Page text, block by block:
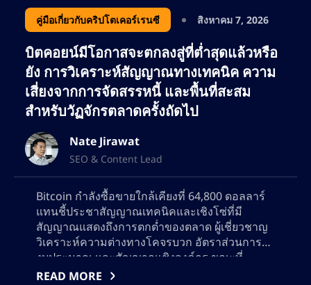
คู่มือเกี่ยวกับคริปโตเคอร์เรนซี สิงหาคม 7, 2026
บิตคอยน์มีโอกาสจะตกลงสู่ที่ต่ำสุดแล้วหรือ
ยัง การวิเคราะห์สัญญาณทางเทคนิค ความ
เสี่ยงจากการจัดสรรหนี้ และพื้นที่สะสม
สำหรับวัฏจักรตลาดครั้งถัดไป
Nate Jirawat
SEO & Content Lead
Bitcoin กำลังซื้อขายใกล้เคียงที่ 64,800 ดอลลาร์
แทนชี้ประชาสัญญาณเทคนิคและเชิงโซ่ที่มี
สัญญาณแสดงถึงการตกต่ำของตลาด ผู้เชี่ยวชาญ
วิเคราะห์ความต่างทางโคจรบวก อัตราส่วนการใช้
งบประมาณ และสัญญาณเชิงองค์กร ขณะที่
พิจารณาว่าการเคลื่อนไหวถัดไปของ Bitcoin จะ
READ MORE